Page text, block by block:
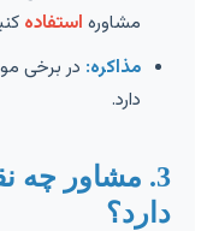
مشاوره استفاده
مذاکره: در برخی
دارد.
3. مشاور چه
دارد؟